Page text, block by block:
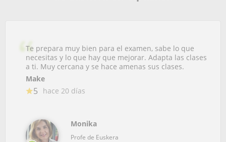
Te prepara muy bien para el examen, sabe lo que
necesitas y lo que hay que mejorar. Adapta las clases
a ti. Muy cercana y se hace amenas sus clases.
Make
5 hace 20 días
Monika
Profe de Euskera